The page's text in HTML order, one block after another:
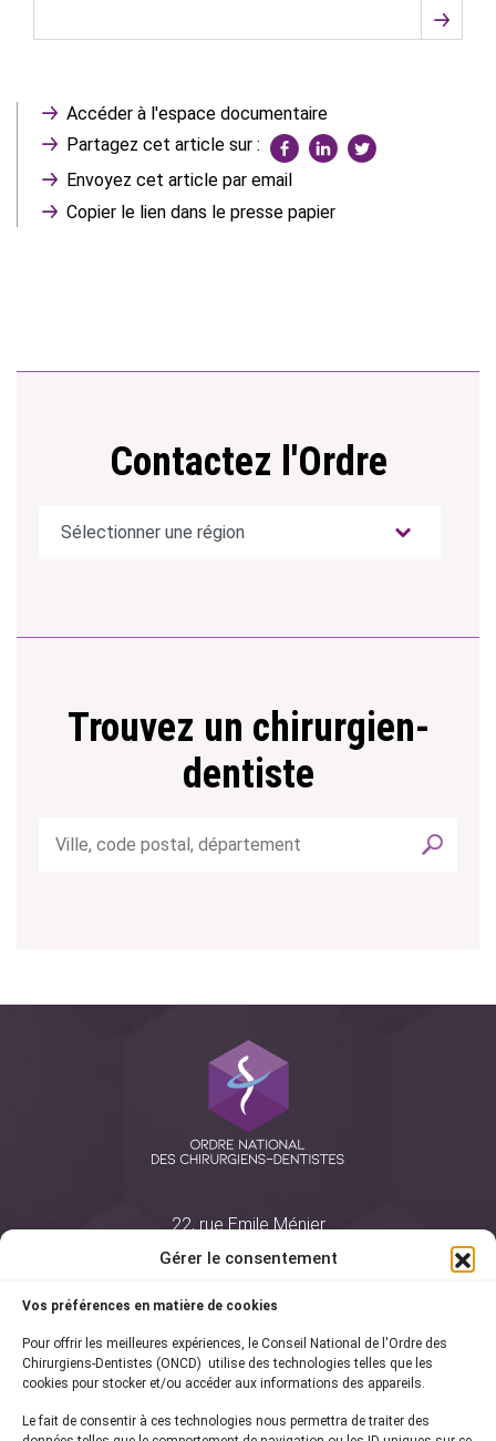
Gérer le consentement
Vos préférences en matière de cookies
Pour offrir les meilleures expériences, le Conseil National de l'Ordre des
Chirurgiens-Dentistes (ONCD) utilise des technologies telles que les
cookies pour stocker et/ou accéder aux informations des appareils.
Le fait de consentir à ces technologies nous permettra de traiter des
Accéder à l'espace documentaire
Partagez cet article sur :
Envoyez cet article par email
Copier le lien dans le presse papier
Contactez l'Ordre
Trouvez un chirurgien-
dentiste
22, rue Emile Ménier
75761 Paris Cedex 16
01 44 34 78 80
courrier@oncd.org
Actualités